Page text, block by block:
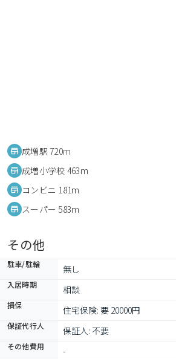
成増駅 720m
成増小学校 463m
コンビニ 181m
スーパー 583m
その他
駐車/駐輪 無し
入居時期 相談
損保 住宅保険: 要 20000円
保証代行人 保証人: 不要
その他費用 -